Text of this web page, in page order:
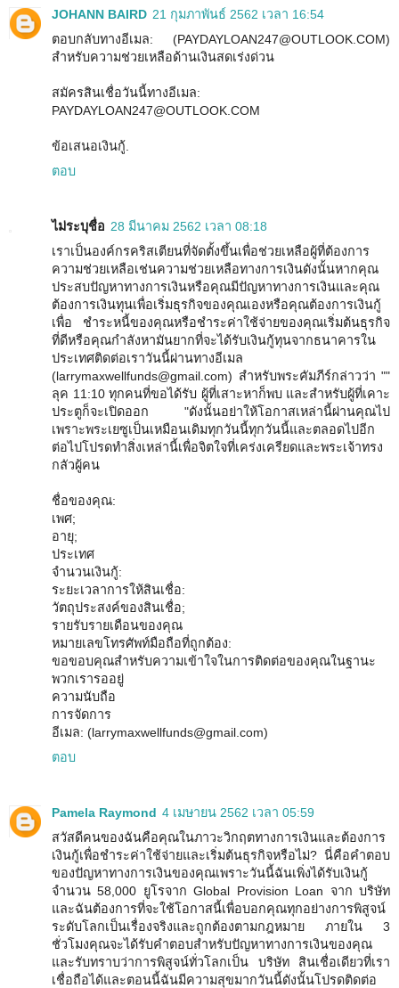
JOHANN BAIRD 21 กุมภาพันธ์ 2562 เวลา 16:54
ตอบกลับทางอีเมล: (PAYDAYLOAN247@OUTLOOK.COM)
สำหรับความช่วยเหลือด้านเงินสดเร่งด่วน
สมัครสินเชื่อวันนี้ทางอีเมล:
PAYDAYLOAN247@OUTLOOK.COM
ข้อเสนอเงินกู้.
ตอบ
ไม่ระบุชื่อ 28 มีนาคม 2562 เวลา 08:18
เราเป็นองค์กรคริสเตียนที่จัดตั้งขึ้นเพื่อช่วยเหลือผู้ที่ต้องการ
ความช่วยเหลือเช่นความช่วยเหลือทางการเงินดังนั้นหากคุณ
ประสบปัญหาทางการเงินหรือคุณมีปัญหาทางการเงินและคุณ
ต้องการเงินทุนเพื่อเริ่มธุรกิจของคุณเองหรือคุณต้องการเงินกู้
เพื่อ ชำระหนี้ของคุณหรือชำระค่าใช้จ่ายของคุณเริ่มต้นธุรกิจ
ที่ดีหรือคุณกำลังหามันยากที่จะได้รับเงินกู้ทุนจากธนาคารใน
ประเทศติดต่อเราวันนี้ผ่านทางอีเมล
(larrymaxwellfunds@gmail.com) สำหรับพระคัมภีร์กล่าวว่า ""
ลุค 11:10 ทุกคนที่ขอได้รับ ผู้ที่เสาะหาก็พบ และสำหรับผู้ที่เคาะ
ประตูก็จะเปิดออก "ดังนั้นอย่าให้โอกาสเหล่านี้ผ่านคุณไป
เพราะพระเยซูเป็นเหมือนเดิมทุกวันนี้ทุกวันนี้และตลอดไปอีก
ต่อไปโปรดทำสิ่งเหล่านี้เพื่อจิตใจที่เคร่งเครียดและพระเจ้าทรง
กลัวผู้คน
ชื่อของคุณ:
เพศ;
อายุ;
ประเทศ
จำนวนเงินกู้:
ระยะเวลาการให้สินเชื่อ:
วัตถุประสงค์ของสินเชื่อ;
รายรับรายเดือนของคุณ
หมายเลขโทรศัพท์มือถือที่ถูกต้อง:
ขอขอบคุณสำหรับความเข้าใจในการติดต่อของคุณในฐานะ
พวกเรารออยู่
ความนับถือ
การจัดการ
อีเมล: (larrymaxwellfunds@gmail.com)
ตอบ
Pamela Raymond 4 เมษายน 2562 เวลา 05:59
สวัสดีคนของฉันคือคุณในภาวะวิกฤตทางการเงินและต้องการ
เงินกู้เพื่อชำระค่าใช้จ่ายและเริ่มต้นธุรกิจหรือไม่? นี่คือคำตอบ
ของปัญหาทางการเงินของคุณเพราะวันนี้ฉันเพิ่งได้รับเงินกู้
จำนวน 58,000 ยูโรจาก Global Provision Loan จาก บริษัท
และฉันต้องการที่จะใช้โอกาสนี้เพื่อบอกคุณทุกอย่างการพิสูจน์
ระดับโลกเป็นเรื่องจริงและถูกต้องตามกฎหมาย ภายใน 3
ชั่วโมงคุณจะได้รับคำตอบสำหรับปัญหาทางการเงินของคุณ
และรับทราบว่าการพิสูจน์ทั่วโลกเป็น บริษัท สินเชื่อเดียวที่เรา
เชื่อถือได้และตอนนี้ฉันมีความสุขมากวันนี้ดังนั้นโปรดติดต่อ